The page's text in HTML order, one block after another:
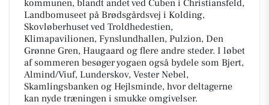
kommunen, blandt andet ved Cuben i Christiansfeld,
Landbomuseet på Brødsgårdsvej i Kolding,
Skovløberhuset ved Troldhedestien,
Klimapavilionen, Fynslundhallen, Pulzion, Den
Grønne Gren, Haugaard og flere andre steder. I løbet
af sommeren besøger yogaen også bydele som Bjert,
Almind/Viuf, Lunderskov, Vester Nebel,
Skamlingsbanken og Hejlsminde, hvor deltagerne
kan nyde træningen i smukke omgivelser.